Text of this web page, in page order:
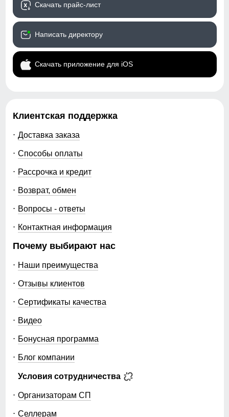
Скачать прайс-лист
Написать директору
Скачать приложение для iOS
Клиентская поддержка
Доставка заказа
Способы оплаты
Рассрочка и кредит
Возврат, обмен
Вопросы - ответы
Контактная информация
Почему выбирают нас
Наши преимущества
Отзывы клиентов
Сертификаты качества
Видео
Бонусная программа
Блог компании
Условия сотрудничества
Организаторам СП
Селлерам